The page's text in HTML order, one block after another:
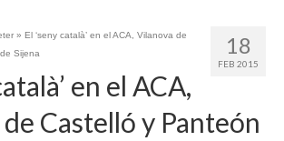
18
FEB 2015
» El ‘seny català’ en el ACA, Vilanova de
Sijena
en el ACA,
Castelló y Panteón